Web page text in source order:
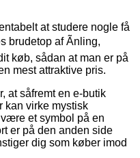
at studere nogle få
brudetop af Ãnling,
køb, sådan at man er på
mest attraktive pris.
at såfremt en e-butik
kan virke mystisk
et symbol på en
er på den anden side
dig som køber imod